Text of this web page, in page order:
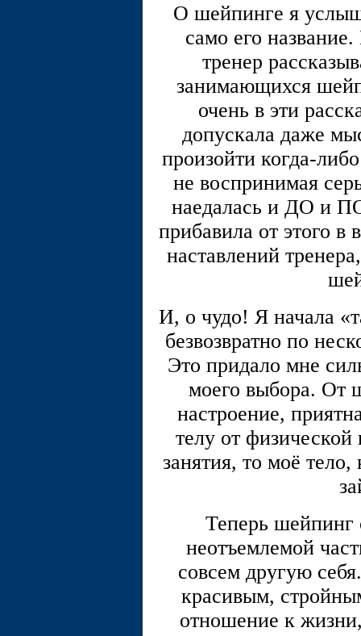
О шейпинге я
само его
тренер
занимающихся
очень в эти
допускала даже
произойти когда-
не воспринимая
наедалась и ДО и
прибавила от этого
наставлений
И, о чудо! Я начала
безвозвратно по
Это придало мне
моего выбора. От
настроение,
телу от
занятия, то моё
Теперь шейпинг
неотъемлемой
совсем другую
красивым,
отношение к